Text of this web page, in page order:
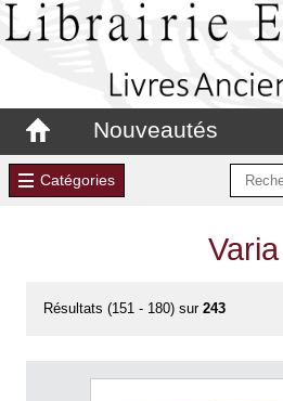
Nouveautés
Catégories
Varia
Résultats (151 - 180) sur 243